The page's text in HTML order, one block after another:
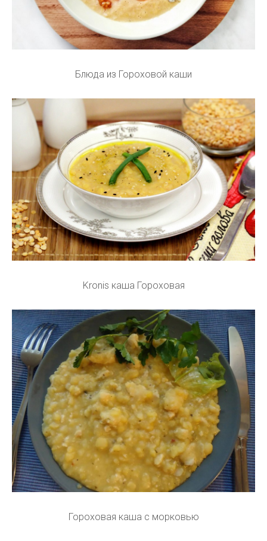
Блюда из Гороховой каши
Kronis каша Гороховая
Гороховая каша с морковью